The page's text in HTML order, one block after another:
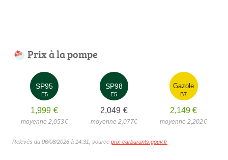
Prix à la pompe
SP95
E5
1,999 €
moyenne 2,053€
SP98
E5
2,049 €
moyenne 2,077€
Gazole
B7
2,149 €
moyenne 2,202€
Relevés du 06/08/2026 à 14:31, source prix-carburants.gouv.fr